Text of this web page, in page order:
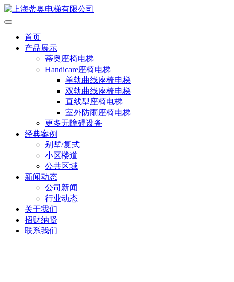
首页
产品展示
蒂奥座椅电梯
Handicare座椅电梯
单轨曲线座椅电梯
双轨曲线座椅电梯
直线型座椅电梯
室外防雨座椅电梯
更多无障碍设备
经典案例
别墅/复式
小区楼道
公共区域
新闻动态
公司新闻
行业动态
关于我们
招财纳贤
联系我们